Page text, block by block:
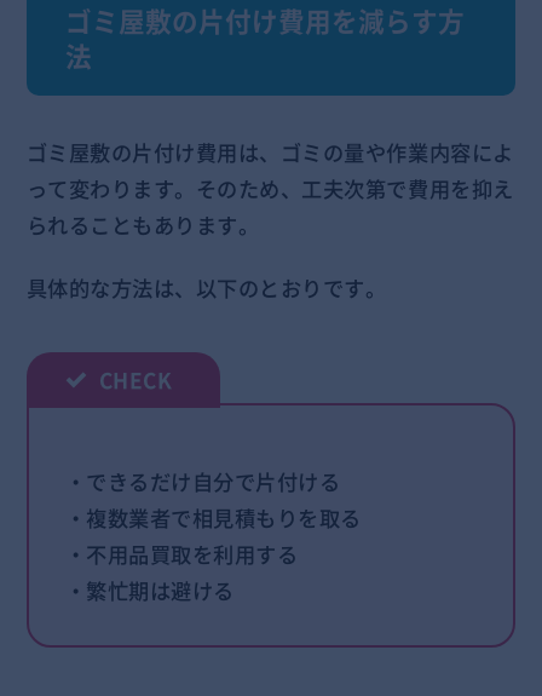
ゴミ屋敷の片付け費用を減らす方
法
ゴミ屋敷の片付け費用は、ゴミの量や作業内容によ
って変わります。そのため、工夫次第で費用を抑え
られることもあります。
具体的な方法は、以下のとおりです。
・できるだけ自分で片付ける
・複数業者で相見積もりを取る
・不用品買取を利用する
・繁忙期は避ける